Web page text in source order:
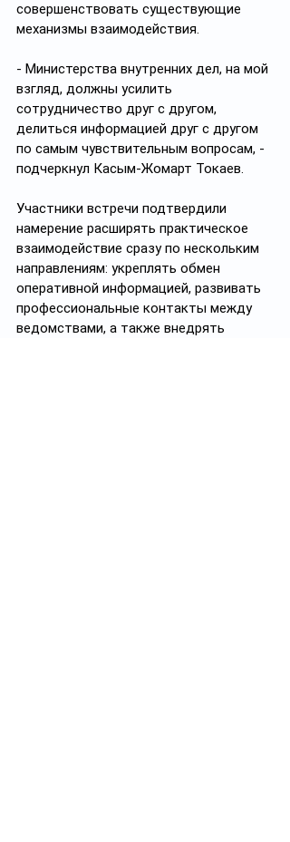
совершенствовать существующие
механизмы взаимодействия.
- Министерства внутренних дел, на мой
взгляд, должны усилить
сотрудничество друг с другом,
делиться информацией друг с другом
по самым чувствительным вопросам, -
подчеркнул Касым-Жомарт Токаев.
Участники встречи подтвердили
намерение расширять практическое
взаимодействие сразу по нескольким
направлениям: укреплять обмен
оперативной информацией, развивать
профессиональные контакты между
ведомствами, а также внедрять